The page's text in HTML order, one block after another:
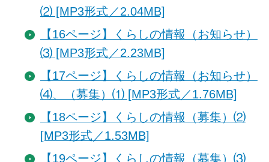
⑵ [MP3形式／2.04MB]
【16ページ】くらしの情報（お知らせ）
⑶ [MP3形式／2.23MB]
【17ページ】くらしの情報（お知らせ）
⑷、（募集）⑴ [MP3形式／1.76MB]
【18ページ】くらしの情報（募集）⑵
[MP3形式／1.53MB]
【19ページ】くらしの情報（募集）⑶